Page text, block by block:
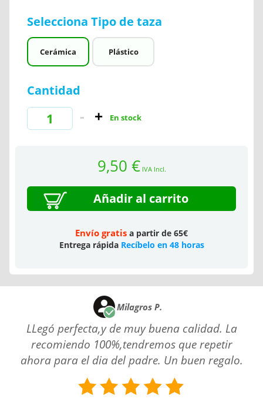
Selecciona Tipo de taza
Cerámica Plástico
Cantidad
En stock
9,50 €IVA Incl.
Añadir al carrito
Envío gratis a partir de 65€
Entrega rápida Recíbelo en 48 horas
Milagros P.
LLegó perfecta,y de muy buena calidad. La
recomiendo 100%,tendremos que repetir
ahora para el dia del padre. Un buen regalo.